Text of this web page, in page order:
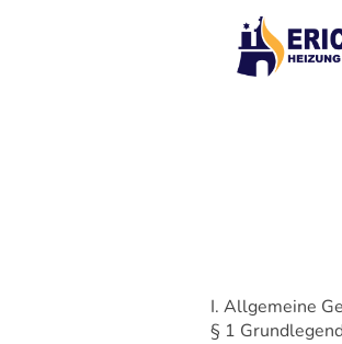
I. Allgemeine
§ 1